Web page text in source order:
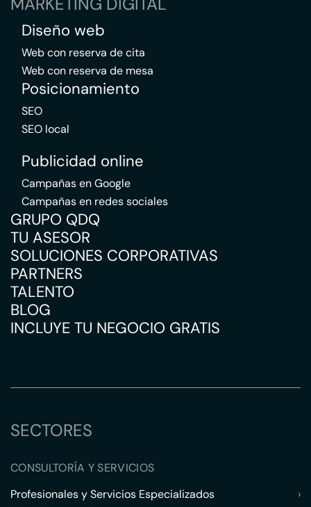
Diseño web
Web con reserva de cita
Web con reserva de mesa
Posicionamiento
SEO
SEO local
Publicidad online
Campañas en Google
Campañas en redes sociales
GRUPO QDQ
TU ASESOR
SOLUCIONES CORPORATIVAS
PARTNERS
TALENTO
BLOG
INCLUYE TU NEGOCIO GRATIS
SECTORES
CONSULTORÍA Y SERVICIOS
Profesionales y Servicios Especializados
›